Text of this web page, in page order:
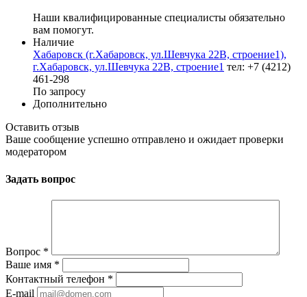
Наши квалифицированные специалисты обязательно
вам помогут.
Наличие
Хабаровск (г.Хабаровск, ул.Шевчука 22В, строение1),
г.Хабаровск, ул.Шевчука 22В, строение1 тел: +7 (4212)
461-298
По запросу
Дополнительно
Оставить отзыв
Ваше сообщение успешно отправлено и ожидает проверки
модератором
Задать вопрос
Вопрос *
Ваше имя *
Контактный телефон *
E-mail